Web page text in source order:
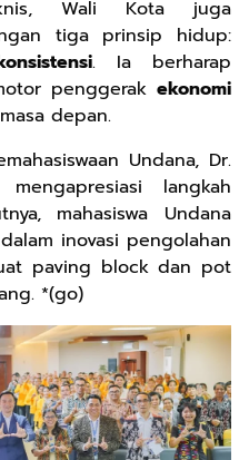
Wali Kota juga
tiga prinsip hidup:
. Ia berharap
penggerak ekonomi
depan.
Undana, Dr.
langkah
mahasiswa Undana
inovasi pengolahan
paving block dan pot
*(go)